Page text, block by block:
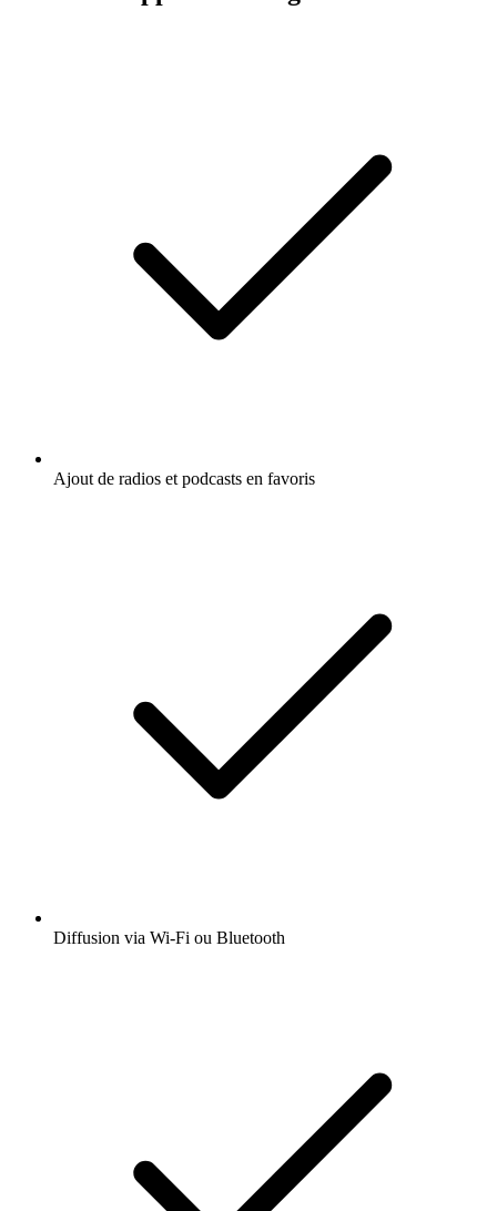
Ajout de radios et podcasts en favoris
Diffusion via Wi-Fi ou Bluetooth